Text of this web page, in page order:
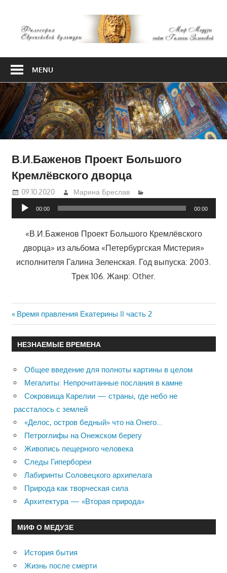
content
Европейской
MENU
В.И.Баженов Проект Большого
Кремлёвского дворца
09.10.2020 Марина Бреслав
Аудиоплеер
00:00 00:00
«В.И.Баженов Проект Большого Кремлёвского
дворца» из альбома «Петербургская Мистерия»
исполнителя Галина Зеленская. Год выпуска: 2003.
Трек 106. Жанр: Other.
Навигация
по
записям
Previous
Post:
Время правления Екатерины II часть 2
НЕЗНАЕМЫЕ ВРЕМЕНА
Общее введение для полноты картины в целом
Мегалиты: Непрочитанные послания в камне
Сокровища Карелии — страны, где небо не
рассталось с землей
«Делос, остров бедный» что на Онего…
Петроглифы на Онежском берегу
Живопись пещерного человека
Следы Гипербореи
Лабиринты Соловецкого архипелага
Природа как творческая сила
Архитектура — «Вторая природа»
МИФ О МЕДУЗЕ
История бытия
Жизнь после смерти